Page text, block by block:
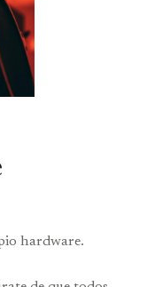
hardware.